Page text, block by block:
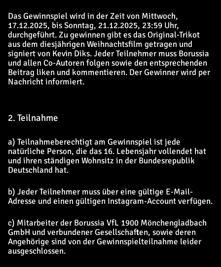
Das Gewinnspiel wird in der Zeit von Mittwoch,
17.12.2025, bis Sonntag, 21.12.2025, 23:59 Uhr,
durchgeführt. Zu gewinnen gibt es das Original-Trikot
aus dem diesjährigen Weihnachtsfilm getragen und
signiert von Kevin Diks. Jeder Teilnehmer muss Borussia
und allen Co-Autoren folgen sowie den entsprechenden
Beitrag liken und kommentieren. Der Gewinner wird per
Nachricht informiert.
2. Teilnahme
a) Teilnahmeberechtigt am Gewinnspiel ist jede
natürliche Person, die das 16. Lebensjahr vollendet hat
und ihren ständigen Wohnsitz in der Bundesrepublik
Deutschland hat.
b) Jeder Teilnehmer muss über eine gültige E-Mail-
Adresse und einen gültigen Instagram-Account verfügen.
c) Mitarbeiter der Borussia VfL 1900 Mönchengladbach
GmbH und verbundener Gesellschaften, sowie deren
Angehörige sind von der Gewinnspielteilnahme leider
ausgeschlossen.